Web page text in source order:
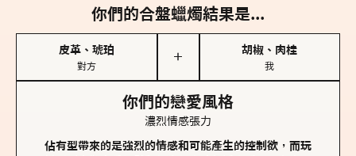
你們的合盤蠟燭結果是...
皮革、琥珀
對方
＋
胡椒、肉桂
我
你們的戀愛風格
濃烈情感張力
佔有型帶來的是強烈的情感和可能產生的控制欲，而玩